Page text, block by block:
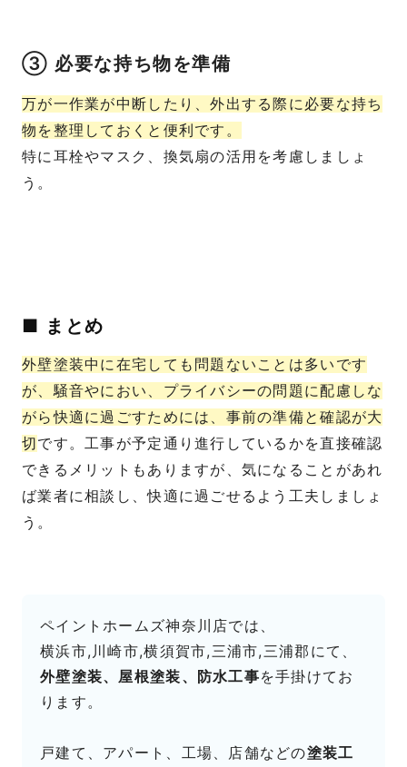
③ 必要な持ち物を準備
万が一作業が中断したり、外出する際に必要な持ち
物を整理しておくと便利です。
特に耳栓やマスク、換気扇の活用を考慮しましょ
う。
■ まとめ
外壁塗装中に在宅しても問題ないことは多いです
が、騒音やにおい、プライバシーの問題に配慮しな
がら快適に過ごすためには、事前の準備と確認が大
切です。工事が予定通り進行しているかを直接確認
できるメリットもありますが、気になることがあれ
ば業者に相談し、快適に過ごせるよう工夫しましょ
う。
ペイントホームズ神奈川店では、
横浜市,川崎市,横須賀市,三浦市,三浦郡にて、
外壁塗装、屋根塗装、防水工事を手掛けてお
ります。
戸建て、アパート、工場、店舗などの塗装工